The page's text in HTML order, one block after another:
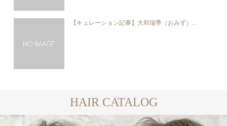
【キュレーション記事】大和瑞季（おみず）...
HAIR CATALOG